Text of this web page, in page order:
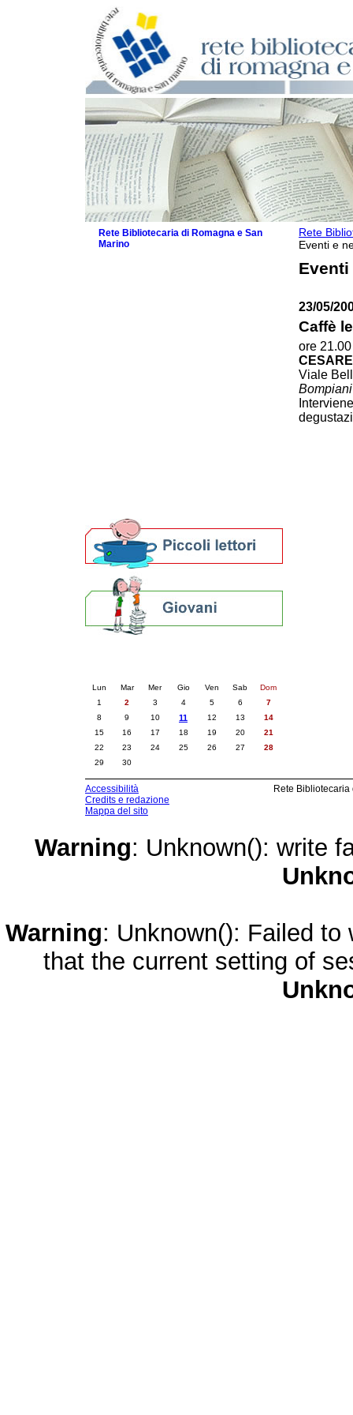
Rete
Eventi e
Eventi
23/05/
Caffè
ore 21.00
Viale
Rete Bibliotecaria di Romagna e San
Marino
Lun Mar Mer Gio Ven Sab
Dom
1
2 3 4 5 6
7
8
9 10 11 12 13
14
15
16 17 18 19 20
21
22
23 24 25 26 27
28
29
30
Accessibilità
Credits e redazione
Mappa del sito
Rete
Warning: Unknown(): write
Warning: Unknown(): Failed
that the current setting of